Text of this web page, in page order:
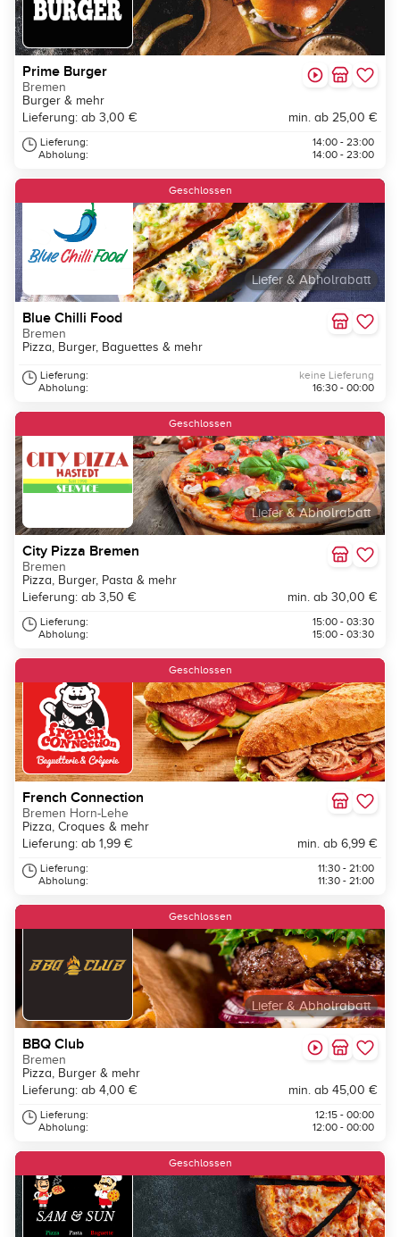
Prime Burger
Bremen
Burger & mehr
Lieferung: ab 3,00 €
min. ab 25,00 €
Lieferung:
Abholung:
14:00 - 23:00
14:00 - 23:00
Liefer & Abholrabatt
Geschlossen
Blue Chilli Food
Bremen
Pizza, Burger, Baguettes & mehr
Lieferung:
Abholung:
keine Lieferung
16:30 - 00:00
Liefer & Abholrabatt
Geschlossen
City Pizza Bremen
Bremen
Pizza, Burger, Pasta & mehr
Lieferung: ab 3,50 €
min. ab 30,00 €
Lieferung:
Abholung:
15:00 - 03:30
15:00 - 03:30
Geschlossen
French Connection
Bremen Horn-Lehe
Pizza, Croques & mehr
Lieferung: ab 1,99 €
min. ab 6,99 €
Lieferung:
Abholung:
11:30 - 21:00
11:30 - 21:00
Liefer & Abholrabatt
Geschlossen
BBQ Club
Bremen
Pizza, Burger & mehr
Lieferung: ab 4,00 €
min. ab 45,00 €
Lieferung:
Abholung:
12:15 - 00:00
12:00 - 00:00
Geschlossen